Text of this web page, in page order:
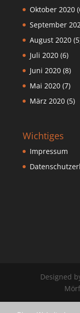
Oktober 2020
September
August 2020
Juli 2020(6)
Juni 2020(8)
Mai 2020(7)
März 2020(5)
Wichtiges
Impressum
Designed